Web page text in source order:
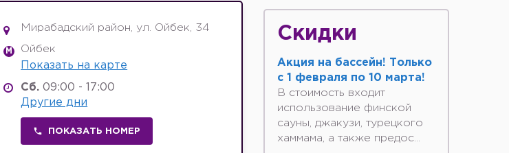
Мирабадский район, ул. Ойбек, 34
M
Ойбек
Показать на карте
Сб. 09:00 - 17:00
Другие дни
ПОКАЗАТЬ НОМЕР
Скидки
Акция на бассейн! Только
с 1 февраля по 10 марта!
В стоимость входит
использование финской
сауны, джакузи, турецкого
хаммама, а также предос...